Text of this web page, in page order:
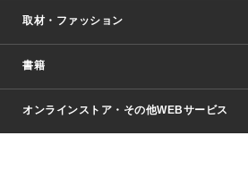
少年マンガ
Vジャンプ
週刊ヤングジャンプ
取材・ファッション
Seventeen
芸能・情報・スポーツ
書籍
文芸・文庫・総合
オンラインストア・その他WEBサービス